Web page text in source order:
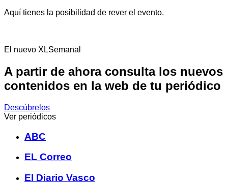
Aquí tienes la posibilidad de rever el evento.
El nuevo XLSemanal
A partir de ahora consulta los nuevos
contenidos en la web de tu periódico
Descúbrelos
Ver periódicos
ABC
EL Correo
El Diario Vasco